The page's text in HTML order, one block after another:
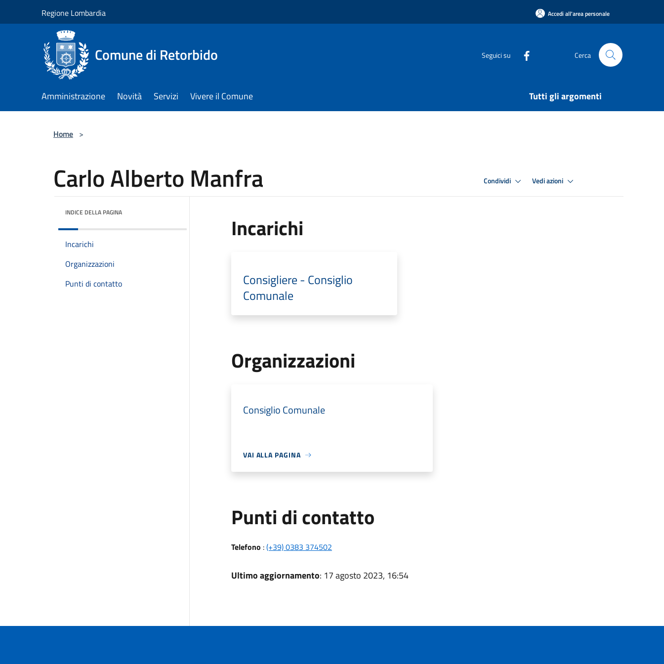
Regione Lombardia Accedi all'area personale
Comune di Retorbido Seguici su Cerca
Amministrazione Novità Servizi Vivere il Comune Tutti gli argomenti
Home >
Carlo Alberto Manfra Condividi Vedi azioni
INDICE DELLA PAGINA
Incarichi
Organizzazioni
Punti di contatto
Incarichi
Consigliere - Consiglio
Comunale
Organizzazioni
Consiglio Comunale
VAI ALLA PAGINA
Punti di contatto
Telefono :(+39) 0383 374502
Ultimo aggiornamento: 17 agosto 2023, 16:54